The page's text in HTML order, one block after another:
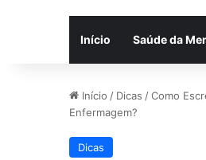
Início Saúde da
Início / Dicas /Como
Enfermagem?
Dicas